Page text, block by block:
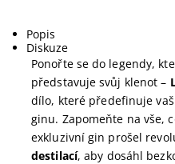
Popis
Diskuze
Ponořte se do legendy,
představuje svůj klenot –
dílo, které předefinuje
ginu. Zapomeňte na vše,
exkluzivní gin prošel
destilací, aby dosáhl